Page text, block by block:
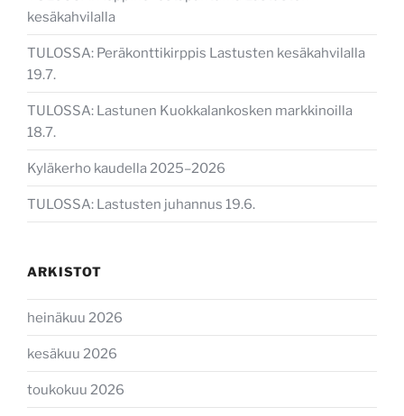
kesäkahvilalla
TULOSSA: Peräkonttikirppis Lastusten kesäkahvilalla
19.7.
TULOSSA: Lastunen Kuokkalankosken markkinoilla
18.7.
Kyläkerho kaudella 2025–2026
TULOSSA: Lastusten juhannus 19.6.
ARKISTOT
heinäkuu 2026
kesäkuu 2026
toukokuu 2026